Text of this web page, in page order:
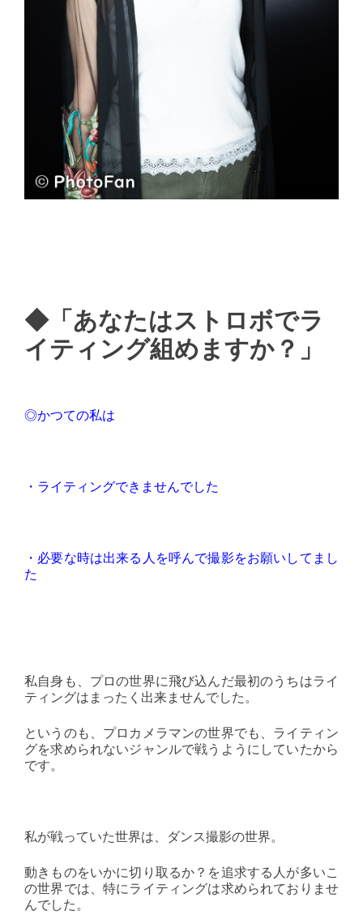
◆「あなたはストロボでラ
イティング組めますか？」
◎かつての私は
・ライティングできませんでした
・必要な時は出来る人を呼んで撮影をお願いしてまし
た
私自身も、プロの世界に飛び込んだ最初のうちはライ
ティングはまったく出来ませんでした。
というのも、プロカメラマンの世界でも、ライティン
グを求められないジャンルで戦うようにしていたから
です。
私が戦っていた世界は、ダンス撮影の世界。
動きものをいかに切り取るか？を追求する人が多いこ
の世界では、特にライティングは求められておりませ
んでした。